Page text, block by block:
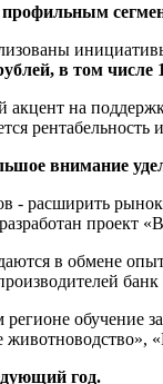
профильным
в том числе
на
внимание
- расширить
проект
в обмене
регионе
год.